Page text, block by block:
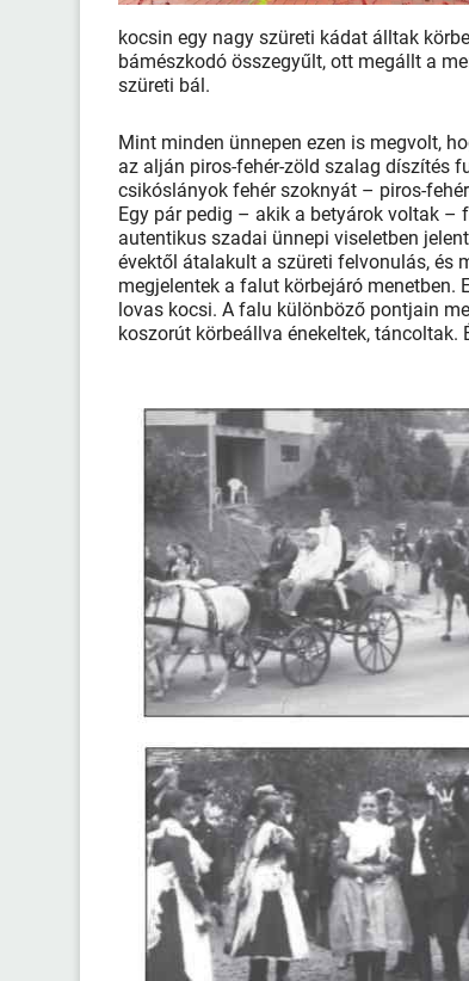
kocsin egy nagy szüreti kádat álltak
bámészkodó összegyűlt, ott megállt a
szüreti bál.
Mint minden ünnepen ezen is megvolt,
az alján piros-fehér-zöld szalag díszítés
csikóslányok fehér szoknyát – piros-
Egy pár pedig – akik a betyárok voltak –
autentikus szadai ünnepi viseletben
évektől átalakult a szüreti felvonulás, és
megjelentek a falut körbejáró menetben.
lovas kocsi. A falu különböző pontjain
koszorút körbeállva énekeltek, táncoltak.